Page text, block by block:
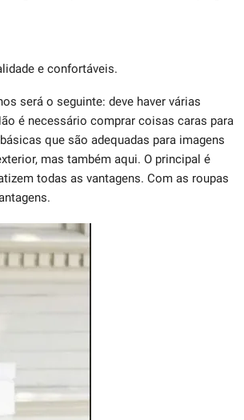
e confortáveis.
será o seguinte: deve haver várias
é necessário comprar coisas caras para
que são adequadas para imagens
mas também aqui. O principal é
todas as vantagens. Com as roupas